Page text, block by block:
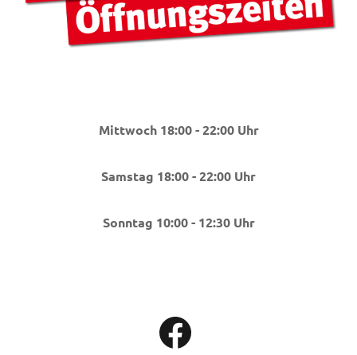
Mittwoch 18:00 - 22:00 Uhr
Samstag 18:00 - 22:00 Uhr
Sonntag 10:00 - 12:30 Uhr
Facebook